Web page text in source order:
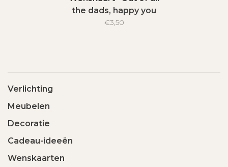
the dads, happy you
are mine '
€3,50
Verlichting
Meubelen
Decoratie
Cadeau-ideeën
Wenskaarten